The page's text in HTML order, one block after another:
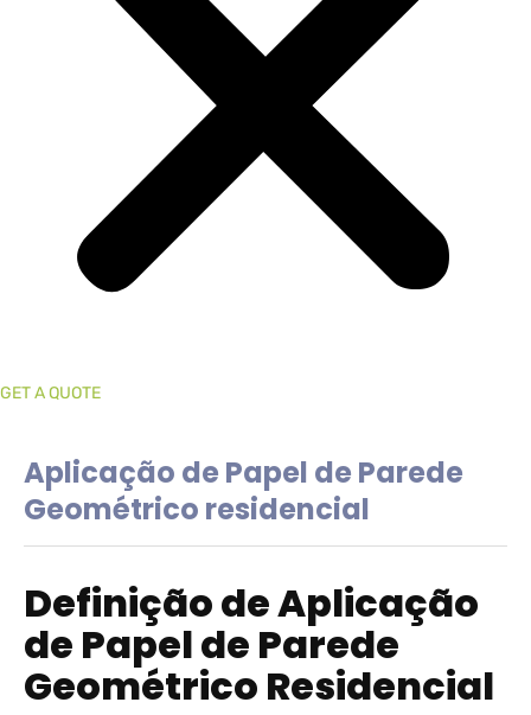
GET A QUOTE
Aplicação de Papel de Parede
Geométrico residencial
Definição de Aplicação
de Papel de Parede
Geométrico Residencial